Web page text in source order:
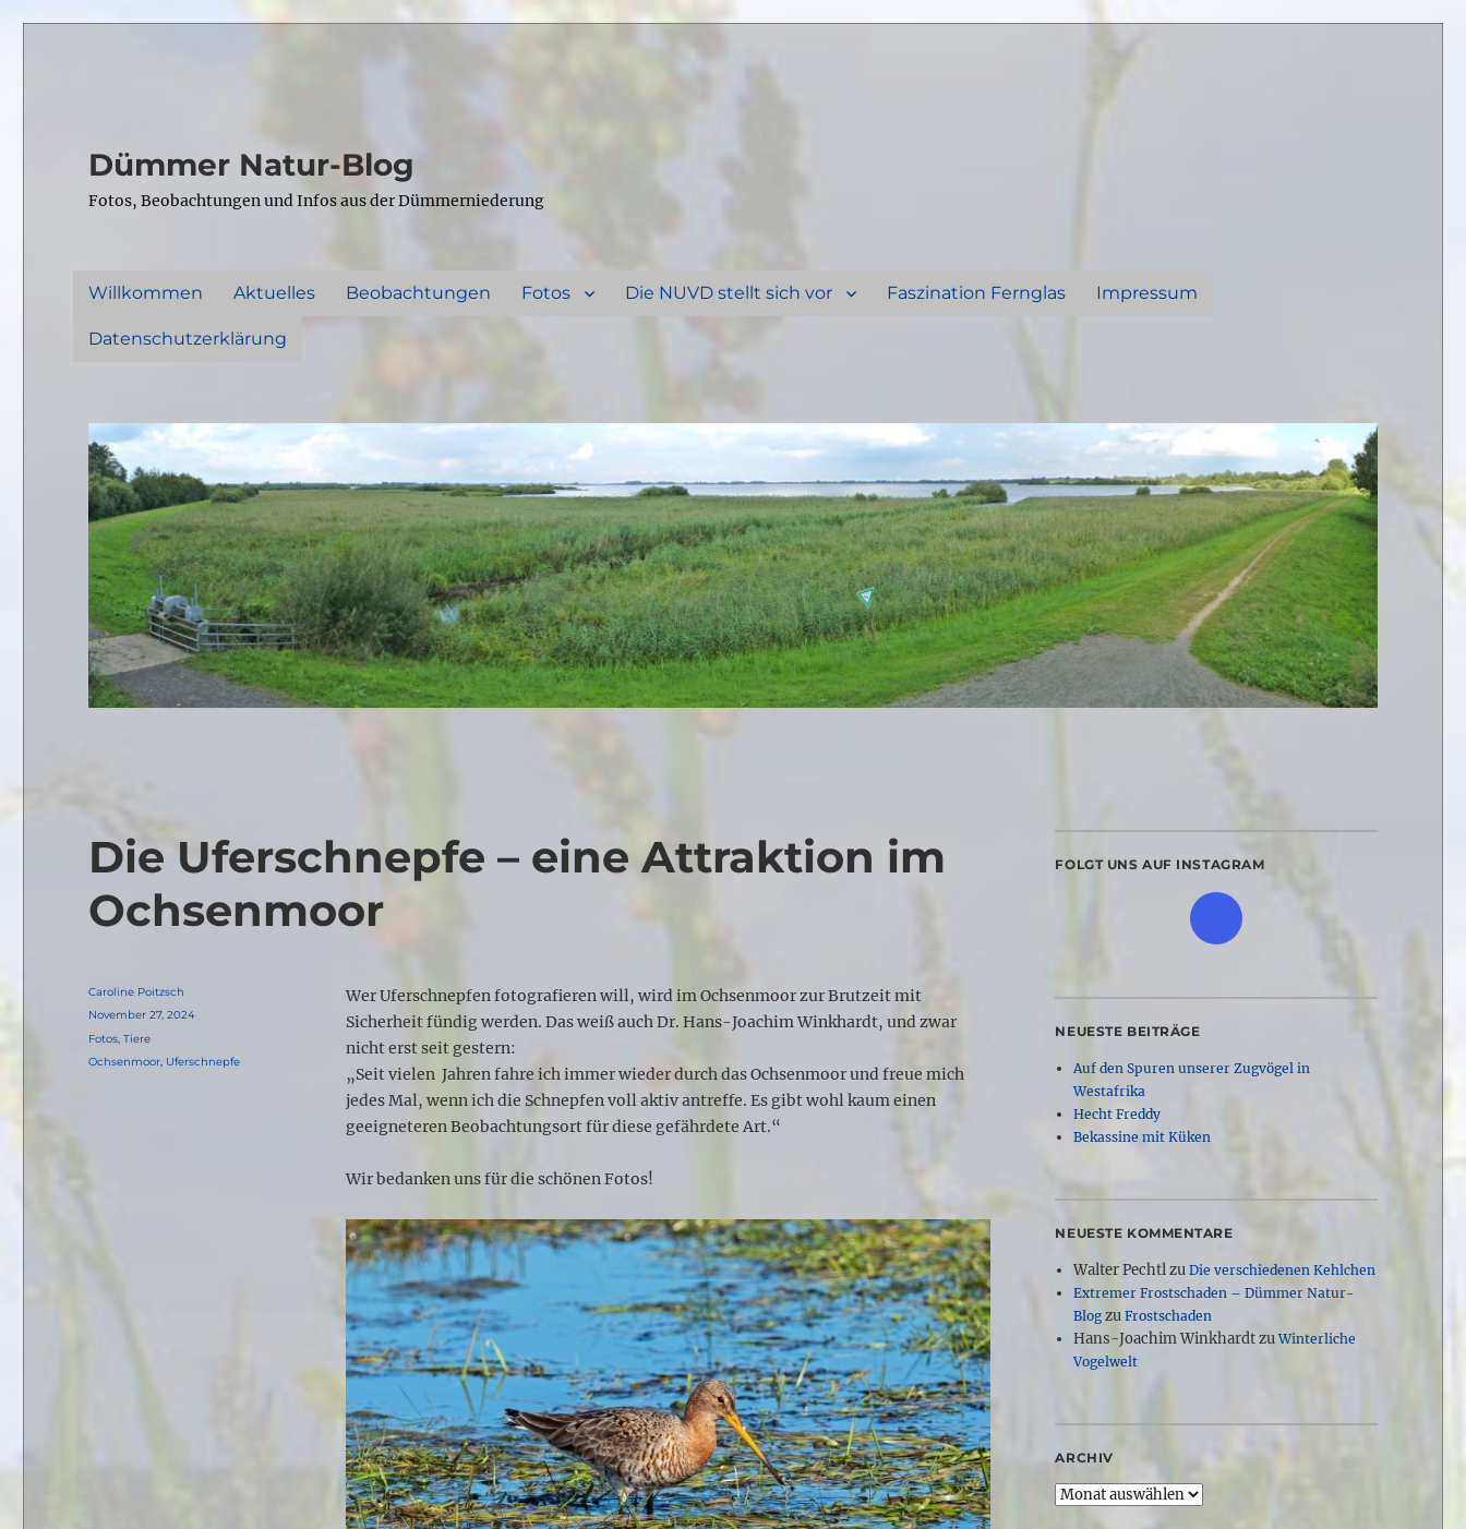
Dümmer Natur-Blog
Fotos, Beobachtungen und Infos aus der Dümmerniederung
Willkommen Aktuelles Beobachtungen Fotos Die NUVD stellt sich vor Faszination Fernglas Impressum
Datenschutzerklärung
Die Uferschnepfe – eine Attraktion im
Ochsenmoor
Wer Uferschnepfen fotografieren will, wird im Ochsenmoor zur Brutzeit mit
Sicherheit fündig werden. Das weiß auch Dr. Hans-Joachim Winkhardt, und zwar
nicht erst seit gestern:
„Seit vielen Jahren fahre ich immer wieder durch das Ochsenmoor und freue mich
jedes Mal, wenn ich die Schnepfen voll aktiv antreffe. Es gibt wohl kaum einen
geeigneteren Beobachtungsort für diese gefährdete Art.“
Wir bedanken uns für die schönen Fotos!
Autor
Caroline Poitzsch
Veröffentlicht
November 27, 2024
Kategorien
Fotos,Tiere
Schlagwörter
Ochsenmoor, Uferschnepfe
FOLGT UNS AUF INSTAGRAM
NEUESTE BEITRÄGE
Auf den Spuren unserer Zugvögel in
Westafrika
Hecht Freddy
Bekassine mit Küken
NEUESTE KOMMENTARE
Walter Pechtlzu Die verschiedenen Kehlchen
Extremer Frostschaden – Dümmer Natur-
Blogzu Frostschaden
Hans-Joachim WinkhardtzuWinterliche
Vogelwelt
ARCHIV
Archiv